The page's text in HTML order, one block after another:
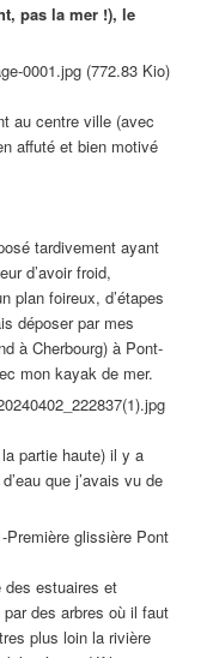
pas la mer !), le
0001.jpg (772.83 Kio)
au centre ville (avec
affuté et bien motivé
tardivement ayant
d’avoir froid,
plan foireux, d’étapes
déposer par mes
à Cherbourg) à Pont-
mon kayak de mer.
partie haute) il y a
que j’avais vu de
Première glissière Pont
des estuaires et
des arbres où il faut
plus loin la rivière